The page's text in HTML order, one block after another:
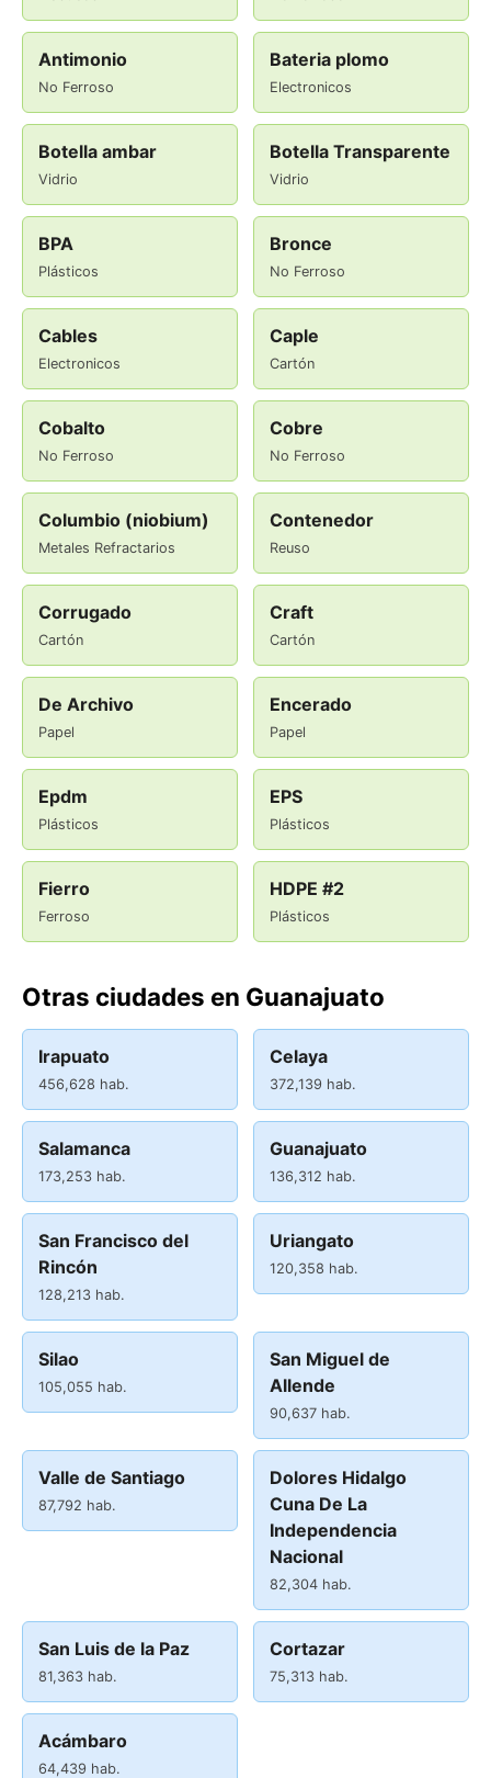
Antimonio
No Ferroso
Bateria plomo
Electronicos
Botella ambar
Vidrio
Botella Transparente
Vidrio
BPA
Plásticos
Bronce
No Ferroso
Cables
Electronicos
Caple
Cartón
Cobalto
No Ferroso
Cobre
No Ferroso
Columbio (niobium)
Metales Refractarios
Contenedor
Reuso
Corrugado
Cartón
Craft
Cartón
De Archivo
Papel
Encerado
Papel
Epdm
Plásticos
EPS
Plásticos
Fierro
Ferroso
HDPE #2
Plásticos
Otras ciudades en Guanajuato
Irapuato
456,628 hab.
Celaya
372,139 hab.
Salamanca
173,253 hab.
Guanajuato
136,312 hab.
San Francisco del
Rincón
128,213 hab.
Uriangato
120,358 hab.
Silao
105,055 hab.
San Miguel de
Allende
90,637 hab.
Valle de Santiago
87,792 hab.
Dolores Hidalgo
Cuna De La
Independencia
Nacional
82,304 hab.
San Luis de la Paz
81,363 hab.
Cortazar
75,313 hab.
Acámbaro
64,439 hab.